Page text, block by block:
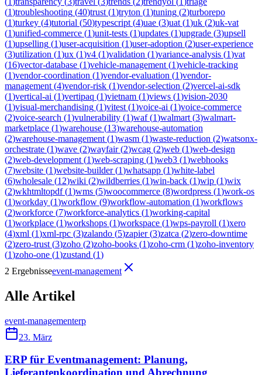
(1)troubleshooting (40)trust (1)tryton (1)tuning (2)turborepo
(1)turkey (4)tutorial (50)typescript (4)uae (3)uat (1)uk (2)uk-vat
(1)unified-commerce (1)unit-tests (1)updates (1)upgrade (3)upsell
(1)upselling (1)user-acquisition (1)user-adoption (2)user-experience
(3)utilization (1)ux (1)v4 (1)validation (1)variance-analysis (1)vat
(16)vector-database (1)vehicle-management (1)vehicle-tracking
(1)vendor-coordination (1)vendor-evaluation (1)vendor-
management (4)vendor-risk (1)vendor-selection (2)vercel-ai-sdk
(1)vertical-ai (1)vertipaq (1)vietnam (1)views (1)vision-2030
(1)visual-merchandising (1)vitest (1)voice-ai (1)voice-commerce
(2)voice-search (1)vulnerability (1)waf(1)walmart (3)walmart-
marketplace (1)warehouse (13)warehouse-automation
(2)warehouse-management (1)wasm (1)waste-reduction (2)watsonx-
orchestrate (1)wave (2)wayfair(2)wcag (2)web (1)web-design
(2)web-development (1)web-scraping (1)web3 (1)webhooks
(7)website (1)website-builder(1)whatsapp (1)white-label
(6)wholesale (12)wiki (2)wildberries (1)win-back (1)wip (1)wix
(2)wkhtmltopdf(1)wms (5)woocommerce (8)wordpress (1)work-os
(1)workday (1)workflow (9)workflow-automation (1)workflows
(2)workforce (7)workforce-analytics (1)working-capital
(1)workplace (1)workshops (1)workspace (1)wps-payroll (1)xero
(4)xml (1)xml-rpc (3)zalando (5)zapier(3)zatca (2)zero-downtime
(2)zero-trust (3)zoho (2)zoho-books (1)zoho-crm (1)zoho-inventory
(1)zoho-one (1)zustand (1)
2 Ergebnisseevent-management
Alle Artikel
event-managementerp
23. März
ERP für Eventmanagement: Planung,